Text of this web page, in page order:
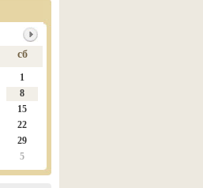
сб
1
8
15
22
29
5